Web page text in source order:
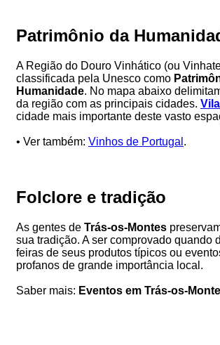
Patrimônio da
A Região do Douro Vinhático (ou
classificada pela Unesco como
Humanidade. No mapa abaixo
da região com as principais cidades.
cidade mais importante deste vasto
• Ver também: Vinhos de Portugal .
Folclore e tradição
As gentes de Trás-os-Montes
sua tradição. A ser comprovado quando
feiras de seus produtos típicos ou
profanos de grande importância local.
Saber mais: Eventos em Trás-os-